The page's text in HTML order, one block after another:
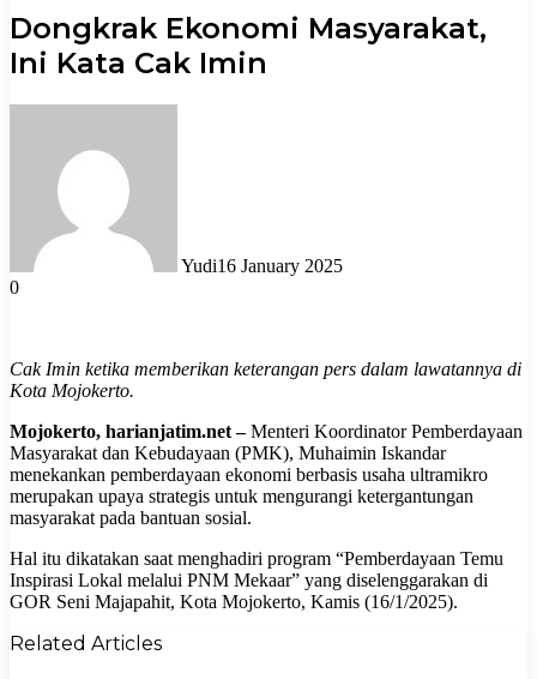
Dongkrak Ekonomi Masyarakat,
Ini Kata Cak Imin
Yudi16 January 2025
0
Cak Imin ketika memberikan keterangan pers dalam lawatannya di
Kota Mojokerto.
Mojokerto, harianjatim.net –Menteri Koordinator Pemberdayaan
Masyarakat dan Kebudayaan (PMK), Muhaimin Iskandar
menekankan pemberdayaan ekonomi berbasis usaha ultramikro
merupakan upaya strategis untuk mengurangi ketergantungan
masyarakat pada bantuan sosial.
Hal itu dikatakan saat menghadiri program “Pemberdayaan Temu
Inspirasi Lokal melalui PNM Mekaar” yang diselenggarakan di
GOR Seni Majapahit, Kota Mojokerto, Kamis (16/1/2025).
Related Articles